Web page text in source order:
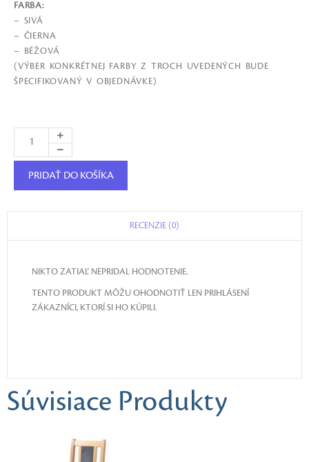
FARBA:
– SIVÁ
– ČIERNA
– BÉŽOVÁ
(VÝBER KONKRÉTNEJ FARBY Z TROCH UVEDENÝCH BUDE
ŠPECIFIKOVANÝ V OBJEDNÁVKE)
PRIDAŤ DO KOŠÍKA
RECENZIE (0)
NIKTO ZATIAĽ NEPRIDAL HODNOTENIE.
TENTO PRODUKT MÔŽU OHODNOTIŤ LEN PRIHLÁSENÍ
ZÁKAZNÍCI, KTORÍ SI HO KÚPILI.
Súvisiace Produkty